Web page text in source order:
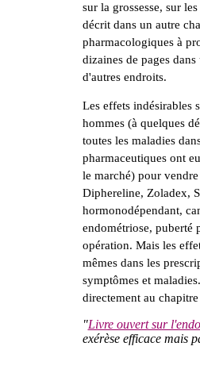
sur la grossesse, sur
décrit dans un autre
pharmacologiques à
dizaines de pages
d'autres endroits.
Les effets indésirables
hommes (à quelques
toutes les maladies
pharmaceutiques ont
le marché) pour
Diphereline, Zoladex,
hormonodépendant,
endométriose, puberté
opération. Mais les
mêmes dans les
symptômes et
directement au
"Livre ouvert sur
exérèse efficace mais